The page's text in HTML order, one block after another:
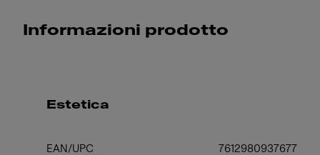
Informazioni prodotto
Estetica
EAN/UPC 7612980937677